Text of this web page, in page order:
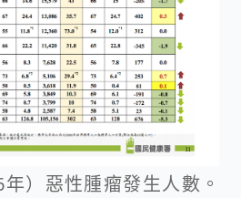
）惡性腫瘤發生人數。